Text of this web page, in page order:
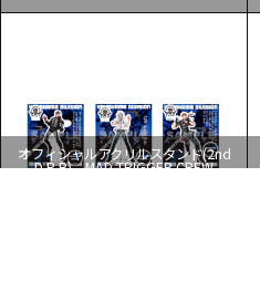
オフィシャルアクリルスタンド(2nd
D.R.B) MAD TRIGGER CREW